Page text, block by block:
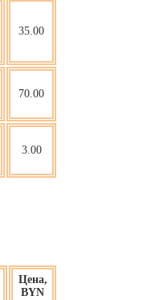
35.00
70.00
3.00
Цена,
BYN